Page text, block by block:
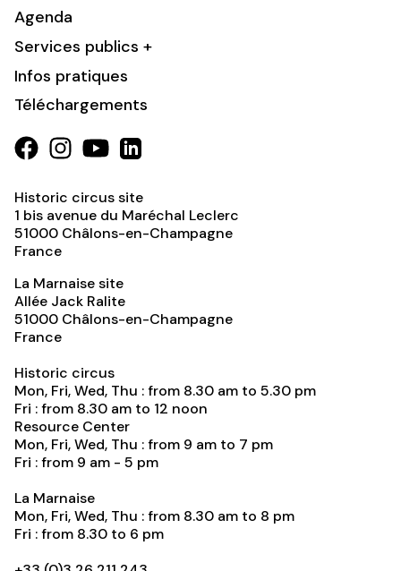
Agenda
Services publics +
Infos pratiques
Téléchargements
Historic circus site
1 bis avenue du Maréchal Leclerc
51000 Châlons-en-Champagne
France
La Marnaise site
Allée Jack Ralite
51000 Châlons-en-Champagne
France
Historic circus
Mon, Fri, Wed, Thu : from 8.30 am to 5.30 pm
Fri : from 8.30 am to 12 noon
Resource Center
Mon, Fri, Wed, Thu : from 9 am to 7 pm
Fri : from 9 am - 5 pm
La Marnaise
Mon, Fri, Wed, Thu : from 8.30 am to 8 pm
Fri : from 8.30 to 6 pm